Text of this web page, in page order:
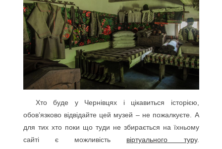
Хто буде у Чернівцях і цікавиться історією,
обов’язково відвідайте цей музей – не пожалкуєте. А
для тих хто поки що туди не збирається на їхньому
сайті є можливість віртуального туру.